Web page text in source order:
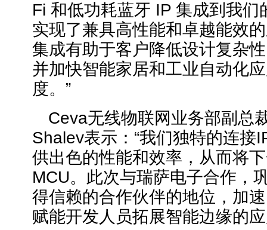
Fi 和低功耗蓝牙 IP 集成到我们
实现了兼具高性能和卓越能效
集成有助于客户降低设计复杂
并加快智能家居和工业自动化
度。”
Ceva无线物联网业务部副总
Shalev表示：“我们独特的连接
供出色的性能和效率，从而将
MCU。此次与瑞萨电子合作，
得信赖的合作伙伴的地位，加
赋能开发人员拓展智能边缘的